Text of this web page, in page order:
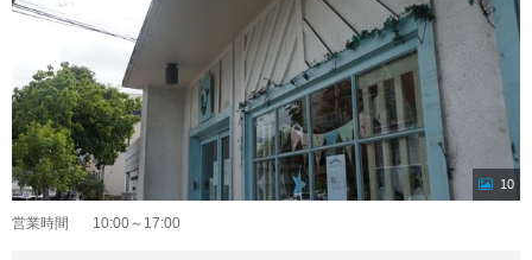
10
営業時間 10:00～17:00